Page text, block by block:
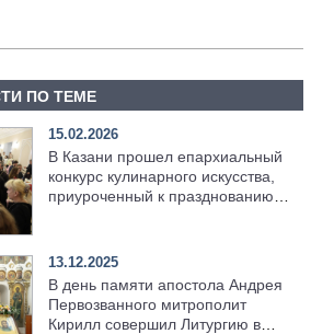
ПО ТЕМЕ
15.02.2026
В Казани прошел епархиальный
конкурс кулинарного искусства,
приуроченный к празднованию
13.12.2025
В день памяти апостола Андрея
Первозванного митрополит
Кирилл совершил Литургию в